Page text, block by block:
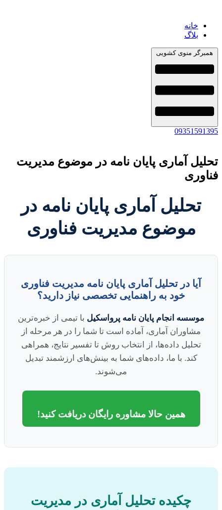
خانه
بلاگ
همبرگر منوی کشویی
09351591395
تحلیل آماری پایان نامه در موضوع مدیریت
فناوری
تحلیل آماری پایان نامه در
موضوع مدیریت فناوری
آیا در تحلیل آماری پایان نامه مدیریت فناوری
خود به راهنمایی تخصصی نیاز دارید؟
موسسه انجام پایان نامه پرواسکیل با تیمی از خبره‌ترین
مشاوران آماری، آماده است تا شما را در هر مرحله از
تحلیل داده‌ها، از انتخاب روش تا تفسیر نتایج، همراهی
کند. با ما، داده‌های شما به بینش‌های ارزشمند تبدیل
می‌شوند.
همین حالا مشاوره رایگان دریافت کنید!
چکیده تحلیل آماری در مدیریت